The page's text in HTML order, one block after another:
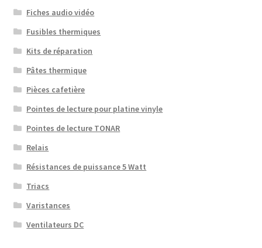
Fiches audio vidéo
Fusibles thermiques
Kits de réparation
Pâtes thermique
Pièces cafetière
Pointes de lecture pour platine vinyle
Pointes de lecture TONAR
Relais
Résistances de puissance 5 Watt
Triacs
Varistances
Ventilateurs DC